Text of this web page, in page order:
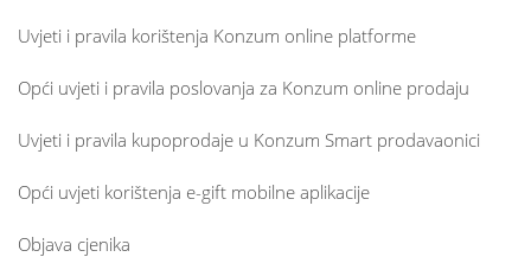
Uvjeti i pravila korištenja Konzum online platforme
Opći uvjeti i pravila poslovanja za Konzum online prodaju
Uvjeti i pravila kupoprodaje u Konzum Smart prodavaonici
Opći uvjeti korištenja e-gift mobilne aplikacije
Objava cjenika